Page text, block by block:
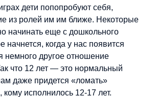
дети попопробуют себя,
из ролей им им ближе. Некоторые
начинать еще с дошкольного
начнется, когда у нас появится
немного другое отношение
что 12 лет — это нормальный
даже придется «ломать»
кому исполнилось 12-17 лет.